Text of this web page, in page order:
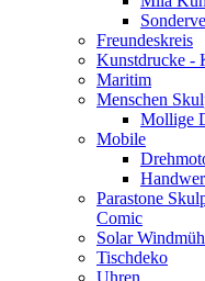
Freundeskreis
Kunstdrucke -
Maritim
Menschen
Mollige
Mobile
Parastone
Comic
Solar
Tischdeko
Uhren